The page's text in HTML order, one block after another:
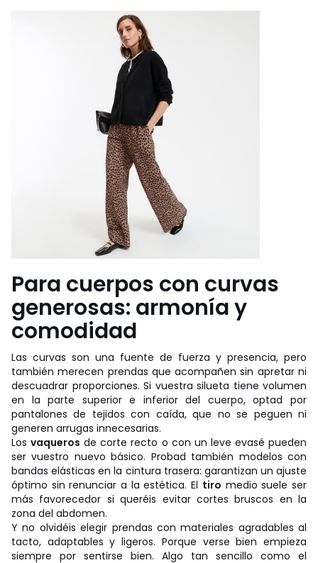
Para cuerpos con curvas
generosas: armonía y
comodidad
Las curvas son una fuente de fuerza y presencia, pero
también merecen prendas que acompañen sin apretar ni
descuadrar proporciones. Si vuestra silueta tiene volumen
en la parte superior e inferior del cuerpo, optad por
pantalones de tejidos con caída, que no se peguen ni
generen arrugas innecesarias.
Losvaqueros de corte recto o con un leve evasé pueden
ser vuestro nuevo básico. Probad también modelos con
bandas elásticas en la cintura trasera: garantizan un ajuste
óptimo sin renunciar a la estética. El tiro medio suele ser
más favorecedor si queréis evitar cortes bruscos en la
zona del abdomen.
Y no olvidéis elegir prendas con materiales agradables al
tacto, adaptables y ligeros. Porque verse bien empieza
siempre por sentirse bien. Algo tan sencillo como el